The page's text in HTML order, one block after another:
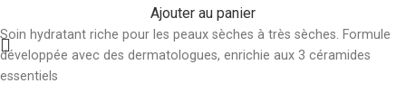
Ajouter au panier
Soin hydratant riche pour les peaux sèches à très sèches. Formule
développée avec des dermatologues, enrichie aux 3 céramides
essentiels